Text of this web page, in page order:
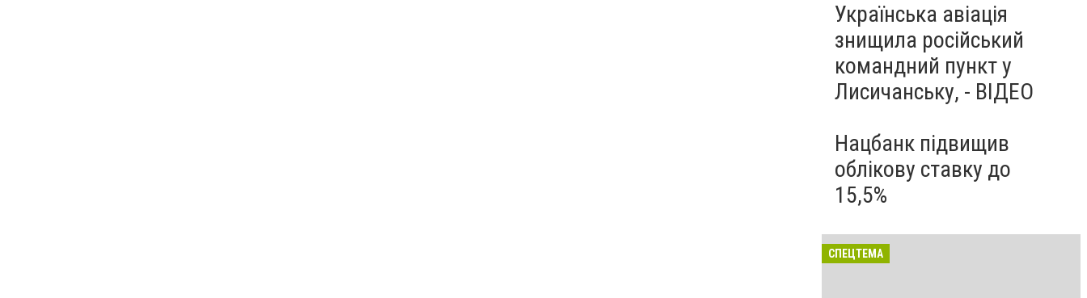
Українська авіація
знищила російський
командний пункт у
Лисичанську, - ВІДЕО
Нацбанк підвищив
облікову ставку до
15,5%
СПЕЦТЕМА